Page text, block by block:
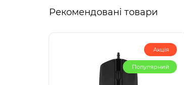
Рекомендовані товари
Акція
Популярний